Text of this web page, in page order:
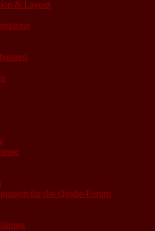
& Layout
für das Qindie-Forum